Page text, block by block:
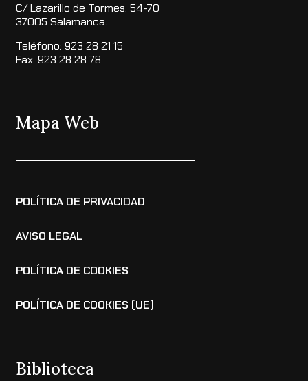
C/ Lazarillo de Tormes, 54-70
37005 Salamanca.
Teléfono: 923 28 21 15
Fax: 923 28 28 78
Mapa Web
POLÍTICA DE PRIVACIDAD
AVISO LEGAL
POLÍTICA DE COOKIES
POLÍTICA DE COOKIES (UE)
Biblioteca